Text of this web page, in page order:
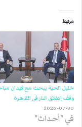
مرتبط
خليل الحية يبحث مع فيدان
وقف إطلاق النار في القاهرة
2026-07-30
في "أحداث"